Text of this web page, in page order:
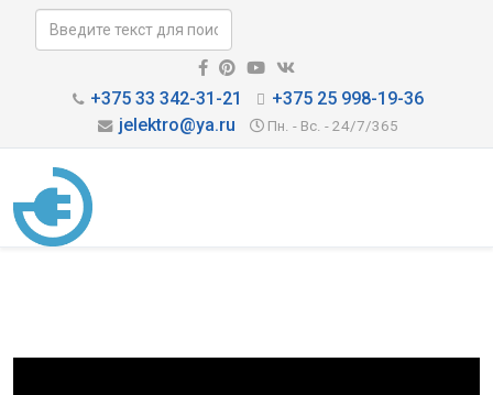
+375 33 342-31-21
+375 25 998-19-36
jelektro@ya.ru
Пн. - Вс. - 24/7/365